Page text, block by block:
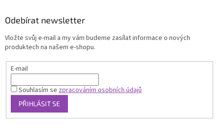
Odebírat newsletter
Vložte svůj e-mail a my vám budeme zasílat informace o nových
produktech na našem e-shopu.
E-mail
Souhlasím sezpracováním osobních údajů
PŘIHLÁSIT SE